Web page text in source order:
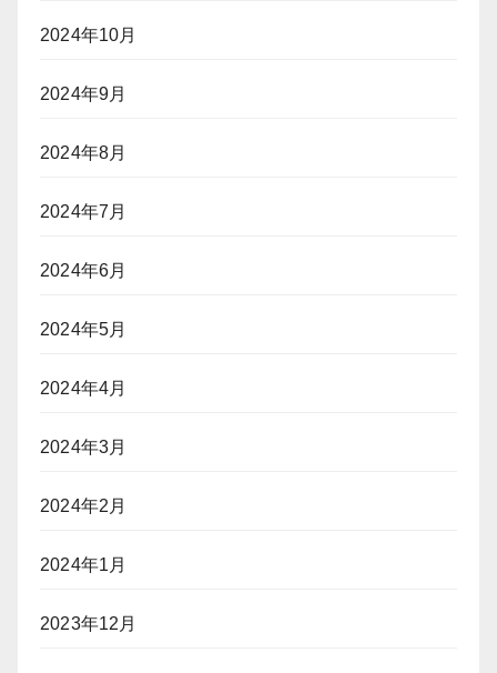
2024年10月
2024年9月
2024年8月
2024年7月
2024年6月
2024年5月
2024年4月
2024年3月
2024年2月
2024年1月
2023年12月